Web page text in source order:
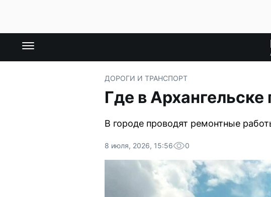
ДОРОГИ И ТРАНСПОРТ
Где в
В городе проводят ремонтные
8 июля, 2026, 15:56 0